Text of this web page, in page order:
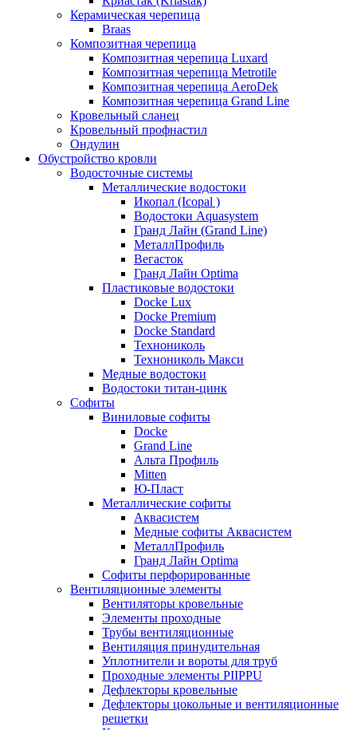
Керамическая черепица
Braas
Композитная черепица
Композитная черепица Luxard
Композитная черепица Metrotile
Композитная черепица AeroDek
Композитная черепица Grand Line
Кровельный сланец
Кровельный профнастил
Ондулин
Обустройство кровли
Водосточные системы
Металлические водостоки
Икопал (Icopal )
Водостоки Aquasystem
Гранд Лайн (Grand Line)
МеталлПрофиль
Вегасток
Гранд Лайн Optima
Пластиковые водостоки
Docke Lux
Docke Premium
Docke Standard
Технониколь
Технониколь Макси
Медные водостоки
Водостоки титан-цинк
Софиты
Виниловые софиты
Docke
Grand Line
Альта Профиль
Mitten
Ю-Пласт
Металлические софиты
Аквасистем
Медные софиты Аквасистем
МеталлПрофиль
Гранд Лайн Optima
Софиты перфорированные
Вентиляционные элементы
Вентиляторы кровельные
Элементы проходные
Трубы вентиляционные
Вентиляция принудительная
Уплотнители и вороты для труб
Проходные элементы PIIPPU
Дефлекторы кровельные
Дефлекторы цокольные и вентиляционные
решетки